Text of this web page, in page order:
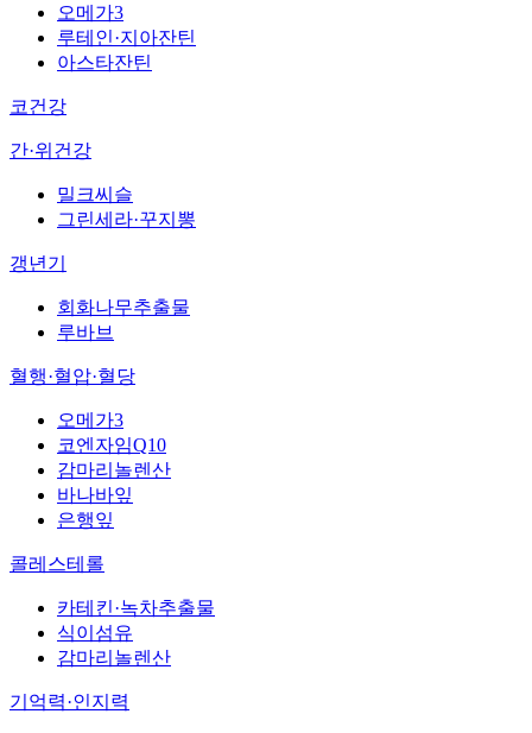
오메가3
루테인·지아잔틴
아스타잔틴
코건강
간·위건강
밀크씨슬
그린세라·꾸지뽕
갱년기
회화나무추출물
루바브
혈행·혈압·혈당
오메가3
코엔자임Q10
감마리놀렌산
바나바잎
은행잎
콜레스테롤
카테킨·녹차추출물
식이섬유
감마리놀렌산
기억력·인지력